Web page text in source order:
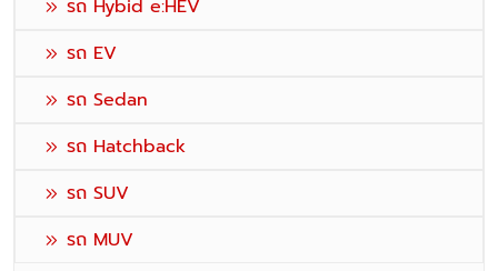
รถ Hybid e:HEV
รถ EV
รถ Sedan
รถ Hatchback
รถ SUV
รถ MUV